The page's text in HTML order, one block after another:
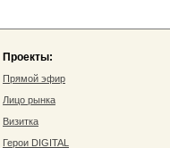
Проекты:
Прямой эфир
Лицо рынка
Визитка
Герои DIGITAL